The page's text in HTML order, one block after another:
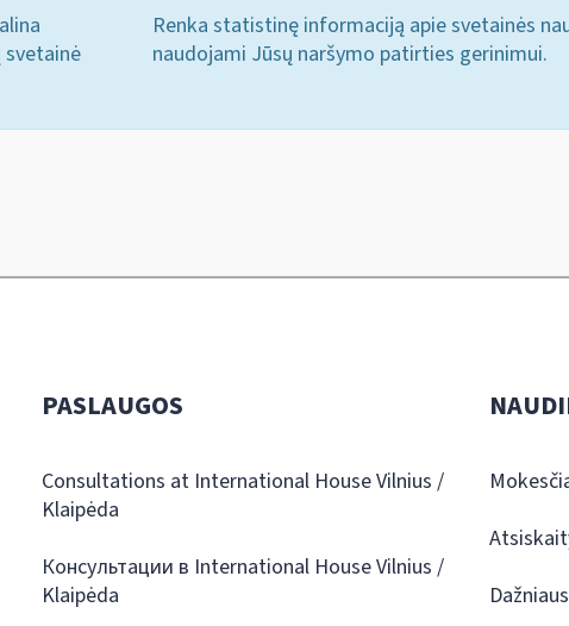
svetainė
Renka statistinę informaciją apie svetainės
naudojami Jūsų naršymo patirties gerinimui.
PASLAUGOS
Consultations at International House Vilnius /
Klaipėda
Консультации в International House Vilnius /
Klaipėda